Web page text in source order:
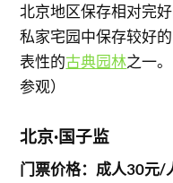
北京地区保存相对完
私家宅园中保存较好
表性的古典园林之一
参观）
北京·国子监
门票价格：成人30元/